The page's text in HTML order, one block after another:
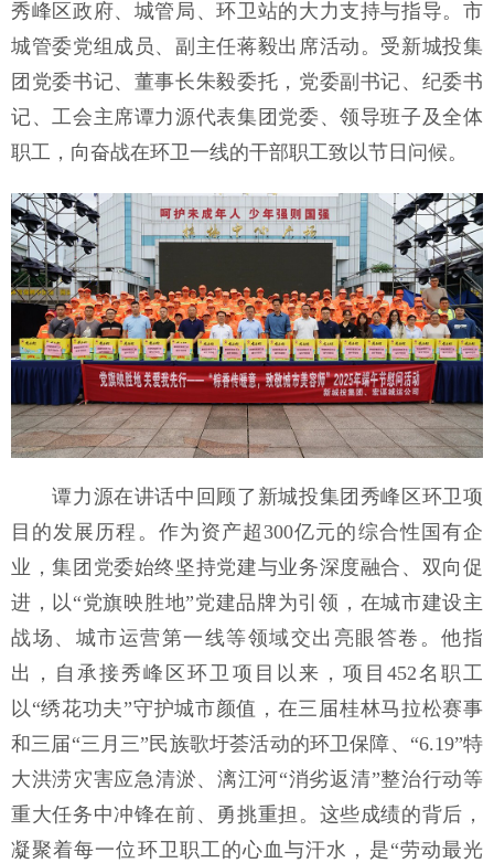
秀峰区政府、城管局、环卫站的大力支持与指导。市
城管委党组成员、副主任蒋毅出席活动。受新城投集
团党委书记、董事长朱毅委托，党委副书记、纪委书
记、工会主席谭力源代表集团党委、领导班子及全体
职工，向奋战在环卫一线的干部职工致以节日问候。
谭力源在讲话中回顾了新城投集团秀峰区环卫项
目的发展历程。作为资产超300亿元的综合性国有企
业，集团党委始终坚持党建与业务深度融合、双向促
进，以“党旗映胜地”党建品牌为引领，在城市建设主
战场、城市运营第一线等领域交出亮眼答卷。他指
出，自承接秀峰区环卫项目以来，项目452名职工
以“绣花功夫”守护城市颜值，在三届桂林马拉松赛事
和三届“三月三”民族歌圩荟活动的环卫保障、“6.19”特
大洪涝灾害应急清淤、漓江河“消劣返清”整治行动等
重大任务中冲锋在前、勇挑重担。这些成绩的背后，
凝聚着每一位环卫职工的心血与汗水，是“劳动最光